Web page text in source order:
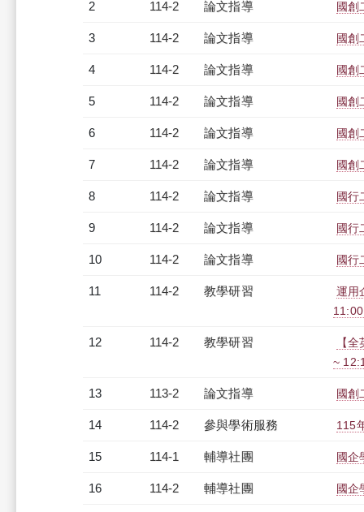
2 114-2 論文指導 國創
3 114-2 論文指導 國創
4 114-2 論文指導 國創
5 114-2 論文指導 國創
6 114-2 論文指導 國創
7 114-2 論文指導 國創
8 114-2 論文指導 國行
9 114-2 論文指導 國行
10 114-2 論文指導 國行
11 114-2 教學研習
運用
12 114-2 教學研習
【
~
13 113-2 論文指導 國創
14 114-2 參與學術服務 115
15 114-1 輔導社團 國企
16 114-2 輔導社團 國企